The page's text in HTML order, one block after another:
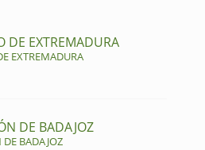
DE EXTREMADURA
EXTREMADURA
DE BADAJOZ
BADAJOZ